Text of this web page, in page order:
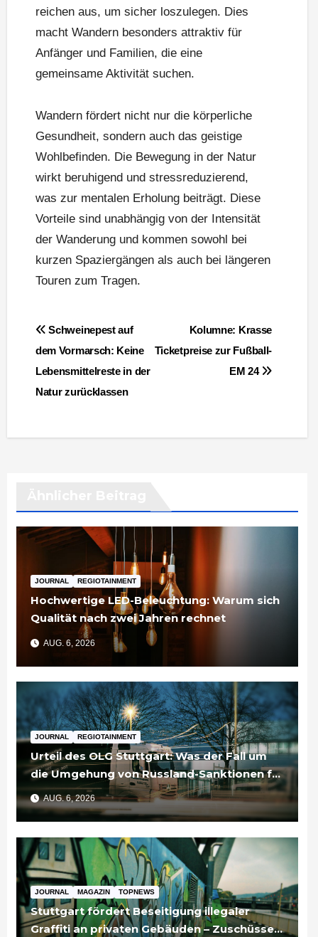
reichen aus, um sicher loszulegen. Dies
macht Wandern besonders attraktiv für
Anfänger und Familien, die eine
gemeinsame Aktivität suchen.
Wandern fördert nicht nur die körperliche
Gesundheit, sondern auch das geistige
Wohlbefinden. Die Bewegung in der Natur
wirkt beruhigend und stressreduzierend,
was zur mentalen Erholung beiträgt. Diese
Vorteile sind unabhängig von der Intensität
der Wanderung und kommen sowohl bei
kurzen Spaziergängen als auch bei längeren
Touren zum Tragen.
BeitragsnavigationKolumne: Krasse
Ticketpreise zur Fußball-
EM 24
Schweinepest auf
dem Vormarsch: Keine
Lebensmittelreste in der
Natur zurücklassen
JOURNAL REGIOTAINMENT
Hochwertige LED-Beleuchtung: Warum sich
Qualität nach zwei Jahren rechnet
AUG. 6, 2026
JOURNAL REGIOTAINMENT
Urteil des OLG Stuttgart: Was der Fall um
die Umgehung von Russland-Sanktionen für
Unternehmen bedeutet
AUG. 6, 2026
JOURNAL MAGAZIN TOPNEWS
Stuttgart fördert Beseitigung illegaler
Graffiti an privaten Gebäuden – Zuschüsse